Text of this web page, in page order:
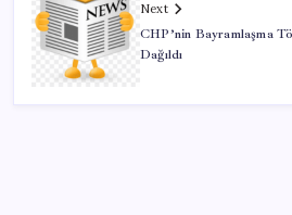
Next
CHP’nin Bayramlaşma
Dağıldı